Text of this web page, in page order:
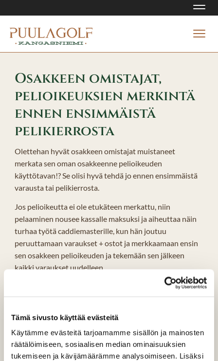
Tämä sivusto käyttää evästeitä
Käytämme evästeitä tarjoamamme sisällön ja mainosten
räätälöimiseen, sosiaalisen median ominaisuuksien
tukemiseen ja kävijämäärämme analysoimiseen. Lisäksi
Osakkeen omistajat,
pelioikeuksien merkintä
ennen ensimmäistä
pelikierrosta
Olettehan hyvät osakkeen omistajat muistaneet
merkata sen oman osakkeenne pelioikeuden
käyttötavan!? Se olisi hyvä tehdä jo ennen ensimmäistä
varausta tai pelikierrosta.
Jos pelioikeutta ei ole etukäteen merkattu, niin
pelaaminen nousee kassalle maksuksi ja aiheuttaa näin
turhaa työtä caddiemasterille, kun hän joutuu
peruuttamaan varaukset + ostot ja merkkaamaan ensin
sen osakkeen pelioikeuden ja tekemään sen jälkeen
kaikki varaukset uudelleen.
Osakkeen omistajan tulee ensin kirjautua sisään ja sen
Kirjautumisohjeet löytyvättästä. Osakkeen omistajan,
joka ei ole jäsen, tulee rekisteröityä. Kts. ohjesivun
alalaita. Sieltä löytyy rekisteröitymislinkki. Jos olet jäsen,